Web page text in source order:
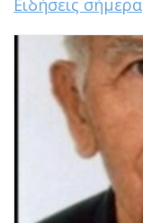
Ειδήσεις σήμερα